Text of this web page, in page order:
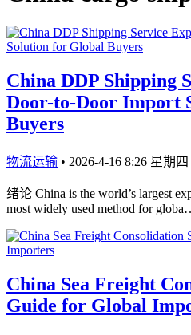
China DDP Shipping
Door-to-Door Import
Buyers
物流运输 • 2026-4-16 8:26 星期四
绪论 China is the world’s largest
most widely used method for
China Sea Freight
Guide for Global